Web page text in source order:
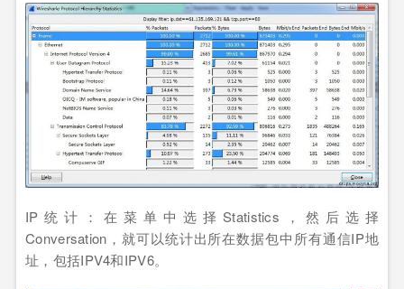
IP统计：在菜单中选择Statistics，然后选择
Conversation，就可以统计出所在数据包中所有通信IP地
址，包括IPV4和IPV6。